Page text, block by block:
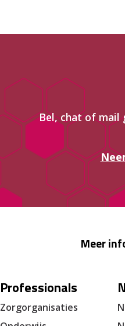
Bel, chat of mail
Meer
Professionals
Zorgorganisaties